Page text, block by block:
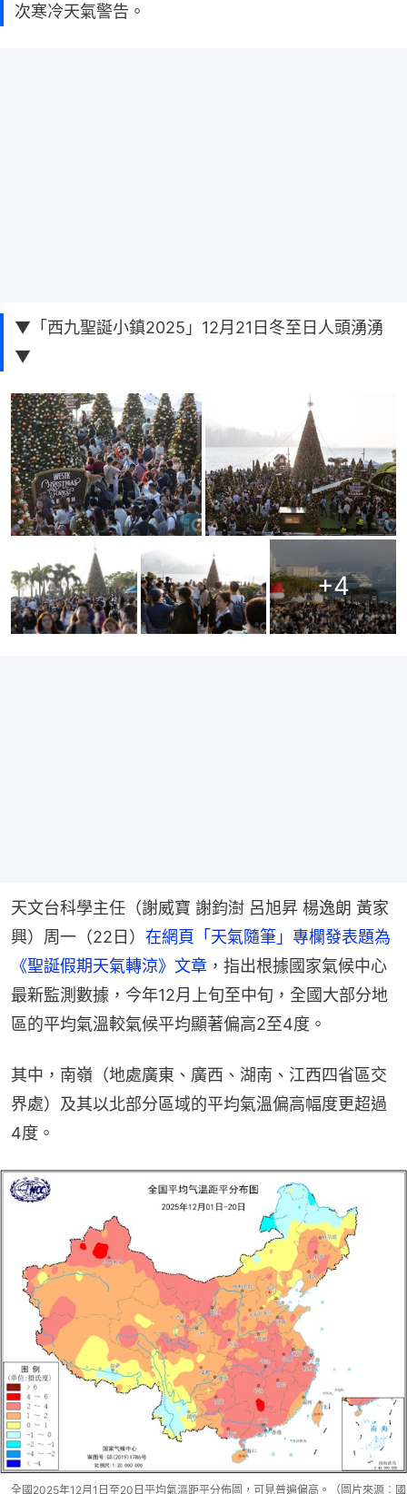
次寒冷天氣警告。
▼「西九聖誕小鎮2025」12月21日冬至日人頭湧湧
▼
+4
天文台科學主任（謝威寶 謝鈞澍 呂旭昇 楊逸朗 黃家
興）周一（22日） 在網頁「天氣隨筆」專欄發表題為
《聖誕假期天氣轉涼》文章 ，指出根據國家氣候中心
最新監測數據，今年12月上旬至中旬，全國大部分地
區的平均氣溫較氣候平均顯著偏高2至4度。
其中，南嶺（地處廣東、廣西、湖南、江西四省區交
界處）及其以北部分區域的平均氣溫偏高幅度更超過
4度。
全國2025年12月1日至20日平均氣溫距平分佈圖，可見普遍偏高。（圖片來源︰國